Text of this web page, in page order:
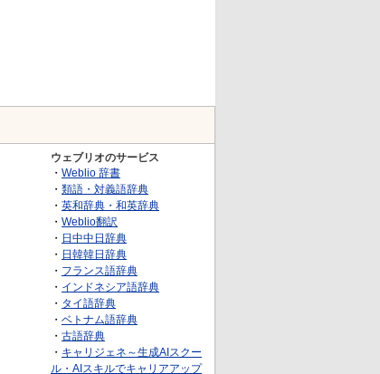
ウェブリオのサービス
・ Weblio 辞書
・ 類語・対義語辞典
・ 英和辞典・和英辞典
・ Weblio翻訳
・ 日中中日辞典
・ 日韓韓日辞典
・ フランス語辞典
・ インドネシア語辞典
・ タイ語辞典
・ ベトナム語辞典
・ 古語辞典
・ キャリジェネ～生成AIスクー
ル・AIスキルでキャリアアップ